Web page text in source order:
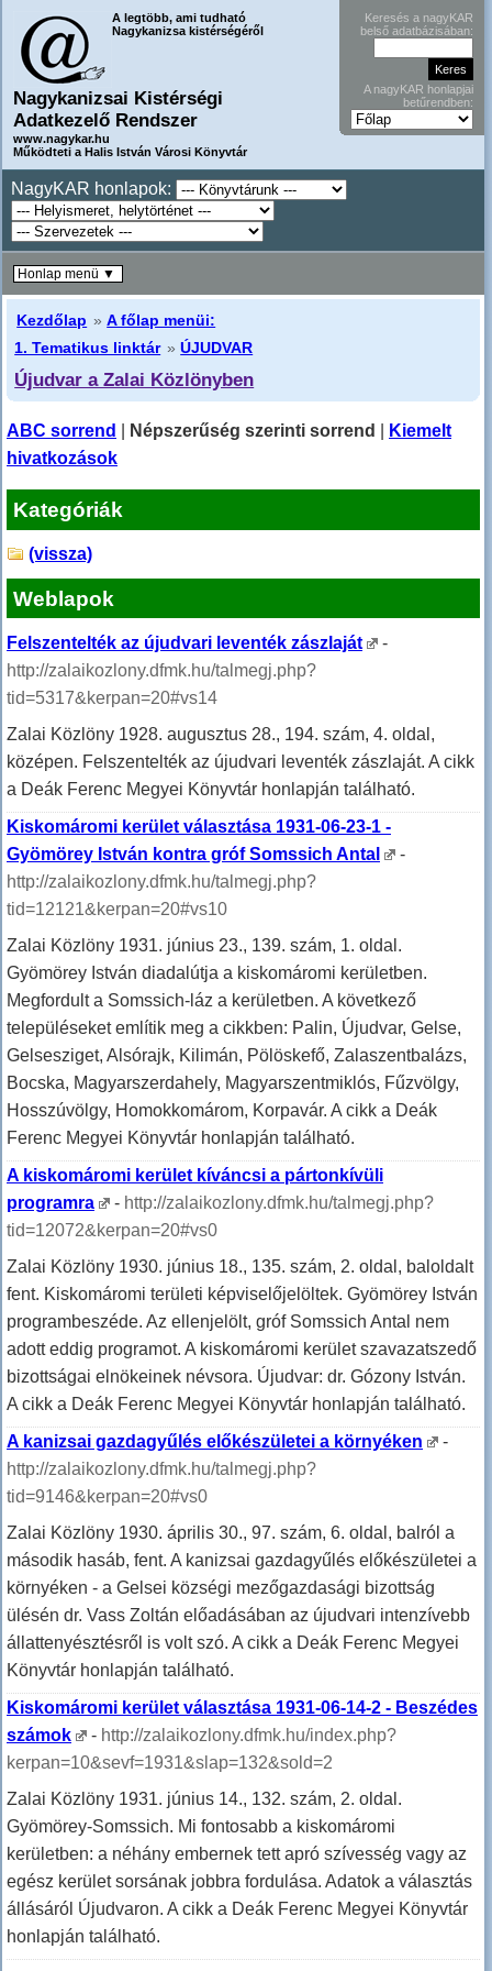
A legtöbb, ami tudható
Nagykanizsa kistérségéről
Nagykanizsai Kistérségi
Adatkezelő Rendszer
www.nagykar.hu
Működteti a Halis István Városi Könyvtár
Keresés a nagyKAR
belső adatbázisában:
A nagyKAR honlapjai
betűrendben:
NagyKAR honlapok:
Kezdőlap »A főlap menüi:
1. Tematikus linktár »ÚJUDVAR
Újudvar a Zalai Közlönyben
ABC sorrend Népszerűség szerinti sorrend
Kiemelt
hivatkozások
Kategóriák
(vissza)
Weblapok
Felszentelték az újudvari leventék zászlaját
-
http://zalaikozlony.dfmk.hu/talmegj.php?
tid=5317&kerpan=20#vs14
Zalai Közlöny 1928. augusztus 28., 194. szám, 4. oldal,
középen. Felszentelték az újudvari leventék zászlaját. A cikk
a Deák Ferenc Megyei Könyvtár honlapján található.
Kiskomáromi kerület választása 1931-06-23-1 -
Gyömörey István kontra gróf Somssich Antal
-
http://zalaikozlony.dfmk.hu/talmegj.php?
tid=12121&kerpan=20#vs10
Zalai Közlöny 1931. június 23., 139. szám, 1. oldal.
Gyömörey István diadalútja a kiskomáromi kerületben.
Megfordult a Somssich-láz a kerületben. A következő
településeket említik meg a cikkben: Palin, Újudvar, Gelse,
Gelsesziget, Alsórajk, Kilimán, Pölöskefő, Zalaszentbalázs,
Bocska, Magyarszerdahely, Magyarszentmiklós, Fűzvölgy,
Hosszúvölgy, Homokkomárom, Korpavár. A cikk a Deák
Ferenc Megyei Könyvtár honlapján található.
A kiskomáromi kerület kíváncsi a pártonkívüli
programra
- http://zalaikozlony.dfmk.hu/talmegj.php?
tid=12072&kerpan=20#vs0
Zalai Közlöny 1930. június 18., 135. szám, 2. oldal, baloldalt
fent. Kiskomáromi területi képviselőjelöltek. Gyömörey István
programbeszéde. Az ellenjelölt, gróf Somssich Antal nem
adott eddig programot. A kiskomáromi kerület szavazatszedő
bizottságai elnökeinek névsora. Újudvar: dr. Gózony István.
A cikk a Deák Ferenc Megyei Könyvtár honlapján található.
A kanizsai gazdagyűlés előkészületei a környéken
-
http://zalaikozlony.dfmk.hu/talmegj.php?
tid=9146&kerpan=20#vs0
Zalai Közlöny 1930. április 30., 97. szám, 6. oldal, balról a
második hasáb, fent. A kanizsai gazdagyűlés előkészületei a
környéken - a Gelsei községi mezőgazdasági bizottság
ülésén dr. Vass Zoltán előadásában az újudvari intenzívebb
állattenyésztésről is volt szó. A cikk a Deák Ferenc Megyei
Könyvtár honlapján található.
Kiskomáromi kerület választása 1931-06-14-2 - Beszédes
számok
- http://zalaikozlony.dfmk.hu/index.php?
kerpan=10&sevf=1931&slap=132&sold=2
Zalai Közlöny 1931. június 14., 132. szám, 2. oldal.
Gyömörey-Somssich. Mi fontosabb a kiskomáromi
kerületben: a néhány embernek tett apró szívesség vagy az
egész kerület sorsának jobbra fordulása. Adatok a választás
állásáról Újudvaron. A cikk a Deák Ferenc Megyei Könyvtár
honlapján található.
Honlap menü ▼